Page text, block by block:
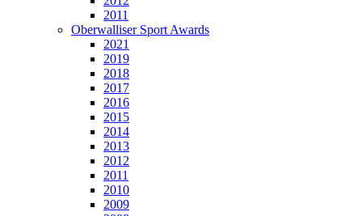
2011
Oberwalliser Sport Awards
2021
2019
2018
2017
2016
2015
2014
2013
2012
2011
2010
2009